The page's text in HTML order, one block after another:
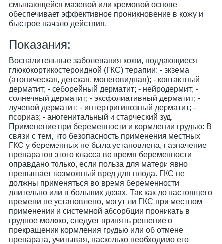
смывающейся мазевой или кремовой основе
обеспечивает эффективное проникновение в кожу и
быстрое начало действия.
Показания:
Воспалительные заболевания кожи, поддающиеся
глюкокортикостероидной (ГКС) терапии: - экзема
(атоническая, детская, монетовидная); - контактный
дерматит; - себорейный дерматит; - нейродермит; -
солнечный дерматит; - эксфолиативный дерматит; -
лучевой дерматит; - интертригинозный дерматит; -
псориаз; - аногенитальный и старческий зуд.
Применение при беременности и кормлении грудью: В
связи с тем, что безопасность применения местных
ГКС у беременных не была установлена, назначение
препаратов этого класса во время беременности
оправдано только, если польза для матери явно
превышает возможный вред для плода. ГКС не
должны применяться во время беременности
длительно или в больших дозах. Так как до настоящего
времени не установлено, могут ли ГКС при местном
применении и системной абсорбции проникать в
грудное молоко, следует принять решение о
прекращении кормления грудью или об отмене
препарата, учитывая, насколько необходимо его